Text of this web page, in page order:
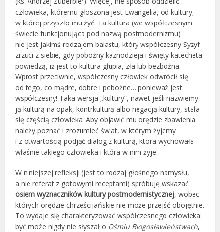
człowieka, któremu głoszona jest Ewangelia, od kultury,
w której przyszło mu żyć. Ta kultura (we współczesnym
świecie funkcjonująca pod nazwą postmodernizmu)
nie jest jakimś rodzajem balastu, który współczesny Syzyf
zrzuci z siebie, gdy pobożny kaznodzieja i święty katecheta
powiedzą, iż jest to kultura głupia, zła lub bezbożna.
Wprost przeciwnie, współczesny człowiek odwrócił się
od tego, co mądre, dobre i pobożne… ponieważ jest
współczesny! Taka wersja „kultury”, nawet jeśli nazwiemy
ją kulturą na opak, kontrkulturą albo negacją kultury, stała
się częścią człowieka. Aby objawić mu orędzie zbawienia
należy poznać i zrozumieć świat, w którym żyjemy
i z otwartością podjąć dialog z kulturą, która wychowała
właśnie takiego człowieka i która w nim żyje.
W niniejszej refleksji (jest to rodzaj głośnego namysłu,
a nie referat z gotowymi receptami) spróbuję wskazać
osiem wyznaczników kultury postmodernistycznej, wobec
których orędzie chrześcijańskie nie może przejść obojętnie.
To wydaje się charakteryzować współczesnego człowieka:
być może nigdy nie słyszał o Ośmiu Błogosławieństwach,